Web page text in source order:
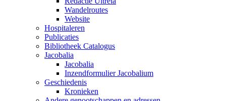
Wandelroutes
Website
Hospitaleren
Publicaties
Bibliotheek Catalogus
Jacobalia
Jacobalia
Inzendformulier Jacobalium
Geschiedenis
Kronieken